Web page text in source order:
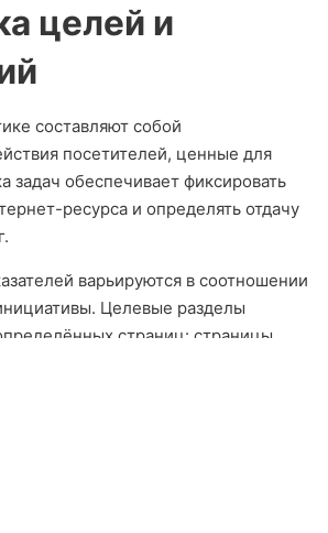
целей и
составляют собой
посетителей, ценные для
задач обеспечивает фиксировать
ресурса и определять отдачу
варьируются в соотношении
Целевые разделы
страниц: страницы